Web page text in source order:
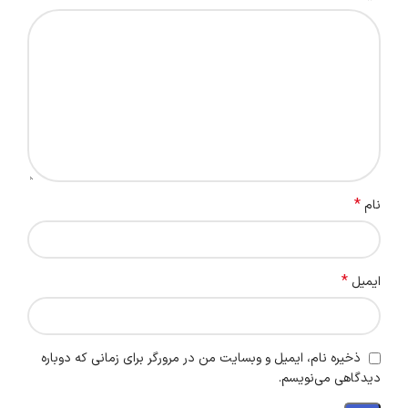
نام*
ایمیل *
ذخیره نام، ایمیل و وبسایت من در مرورگر برای زمانی که دوباره
دیدگاهی می‌نویسم.